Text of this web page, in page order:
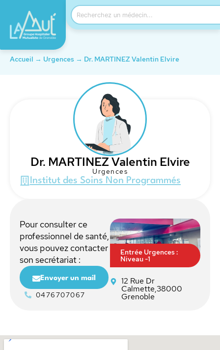
Accueil → Urgences → Dr. MARTINEZ Valentin Elvire
Dr. MARTINEZ Valentin Elvire
Urgences
Institut des Soins Non Programmés
Pour consulter ce
professionnel de santé,
vous pouvez contacter
son secrétariat :
Envoyer un mail
0476707067
Entrée Urgences :
Niveau -1
12 Rue Dr
Calmette,38000
Grenoble